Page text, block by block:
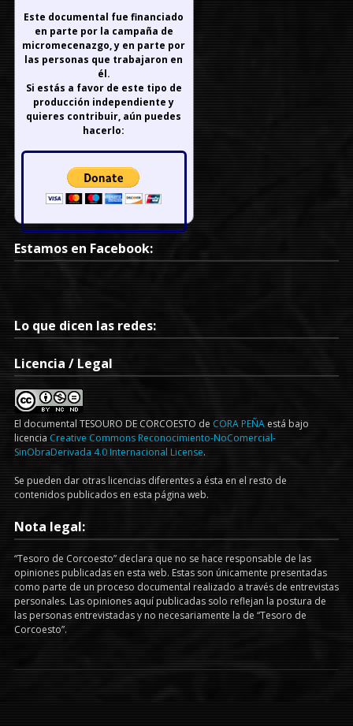
Este documental fue financiado
en parte por la campaña de
micromecenazgo, y en parte por
las personas que trabajaron en
él.
Si estás a favor de este tipo de
producción independiente y
quieres contribuir, aún puedes
hacerlo:
Estamos en Facebook:
Lo que dicen las redes:
Licencia / Legal
El documentalTESOURO DE CORCOESTOdeCORA PEÑAestá bajo
licenciaCreative Commons Reconocimiento-NoComercial-
SinObraDerivada 4.0 Internacional License.
Se pueden dar otras licencias diferentes a ésta en el resto de
contenidos publicados en esta página web.
Nota legal:
“Tesoro de Corcoesto” declara que no se hace responsable de las
opiniones publicadas en esta web. Estas son únicamente presentadas
como parte de un proceso documental realizado a través de entrevistas
personales. Las opiniones aquí publicadas solo reflejan la postura de
las personas entrevistadas y no necesariamente la de “Tesoro de
Corcoesto”.